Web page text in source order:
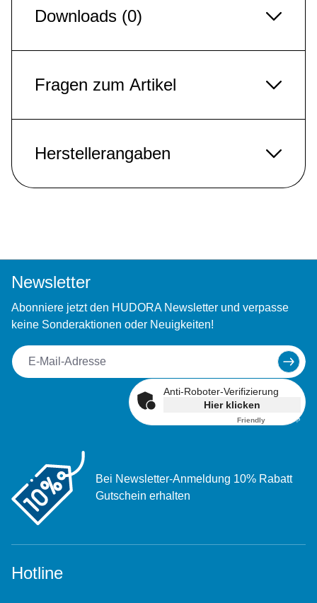
Downloads (0)
Fragen zum Artikel
Herstellerangaben
Newsletter
Abonniere jetzt den HUDORA Newsletter und verpasse
keine Sonderaktionen oder Neuigkeiten!
Anti-Roboter-Verifizierung
Hier klicken
Friendly Captcha ⇗
Bei Newsletter-Anmeldung 10% Rabatt
Gutschein erhalten
Hotline